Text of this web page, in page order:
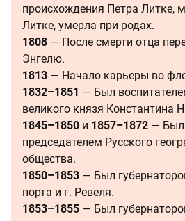
происхождения Петра Литке,
Литке, умерла при родах.
1808 — После смерти отца
Энгелю.
1813 — Начало карьеры во
1832–1851 — Был
великого князя Константина
1845–1850 и 1857–1872 — Был
председателем Русского
общества.
1850–1853 — Был
порта и г. Ревеля.
1853–1855 — Был